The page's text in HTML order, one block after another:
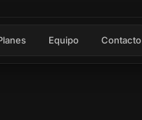
Equipo Contacto